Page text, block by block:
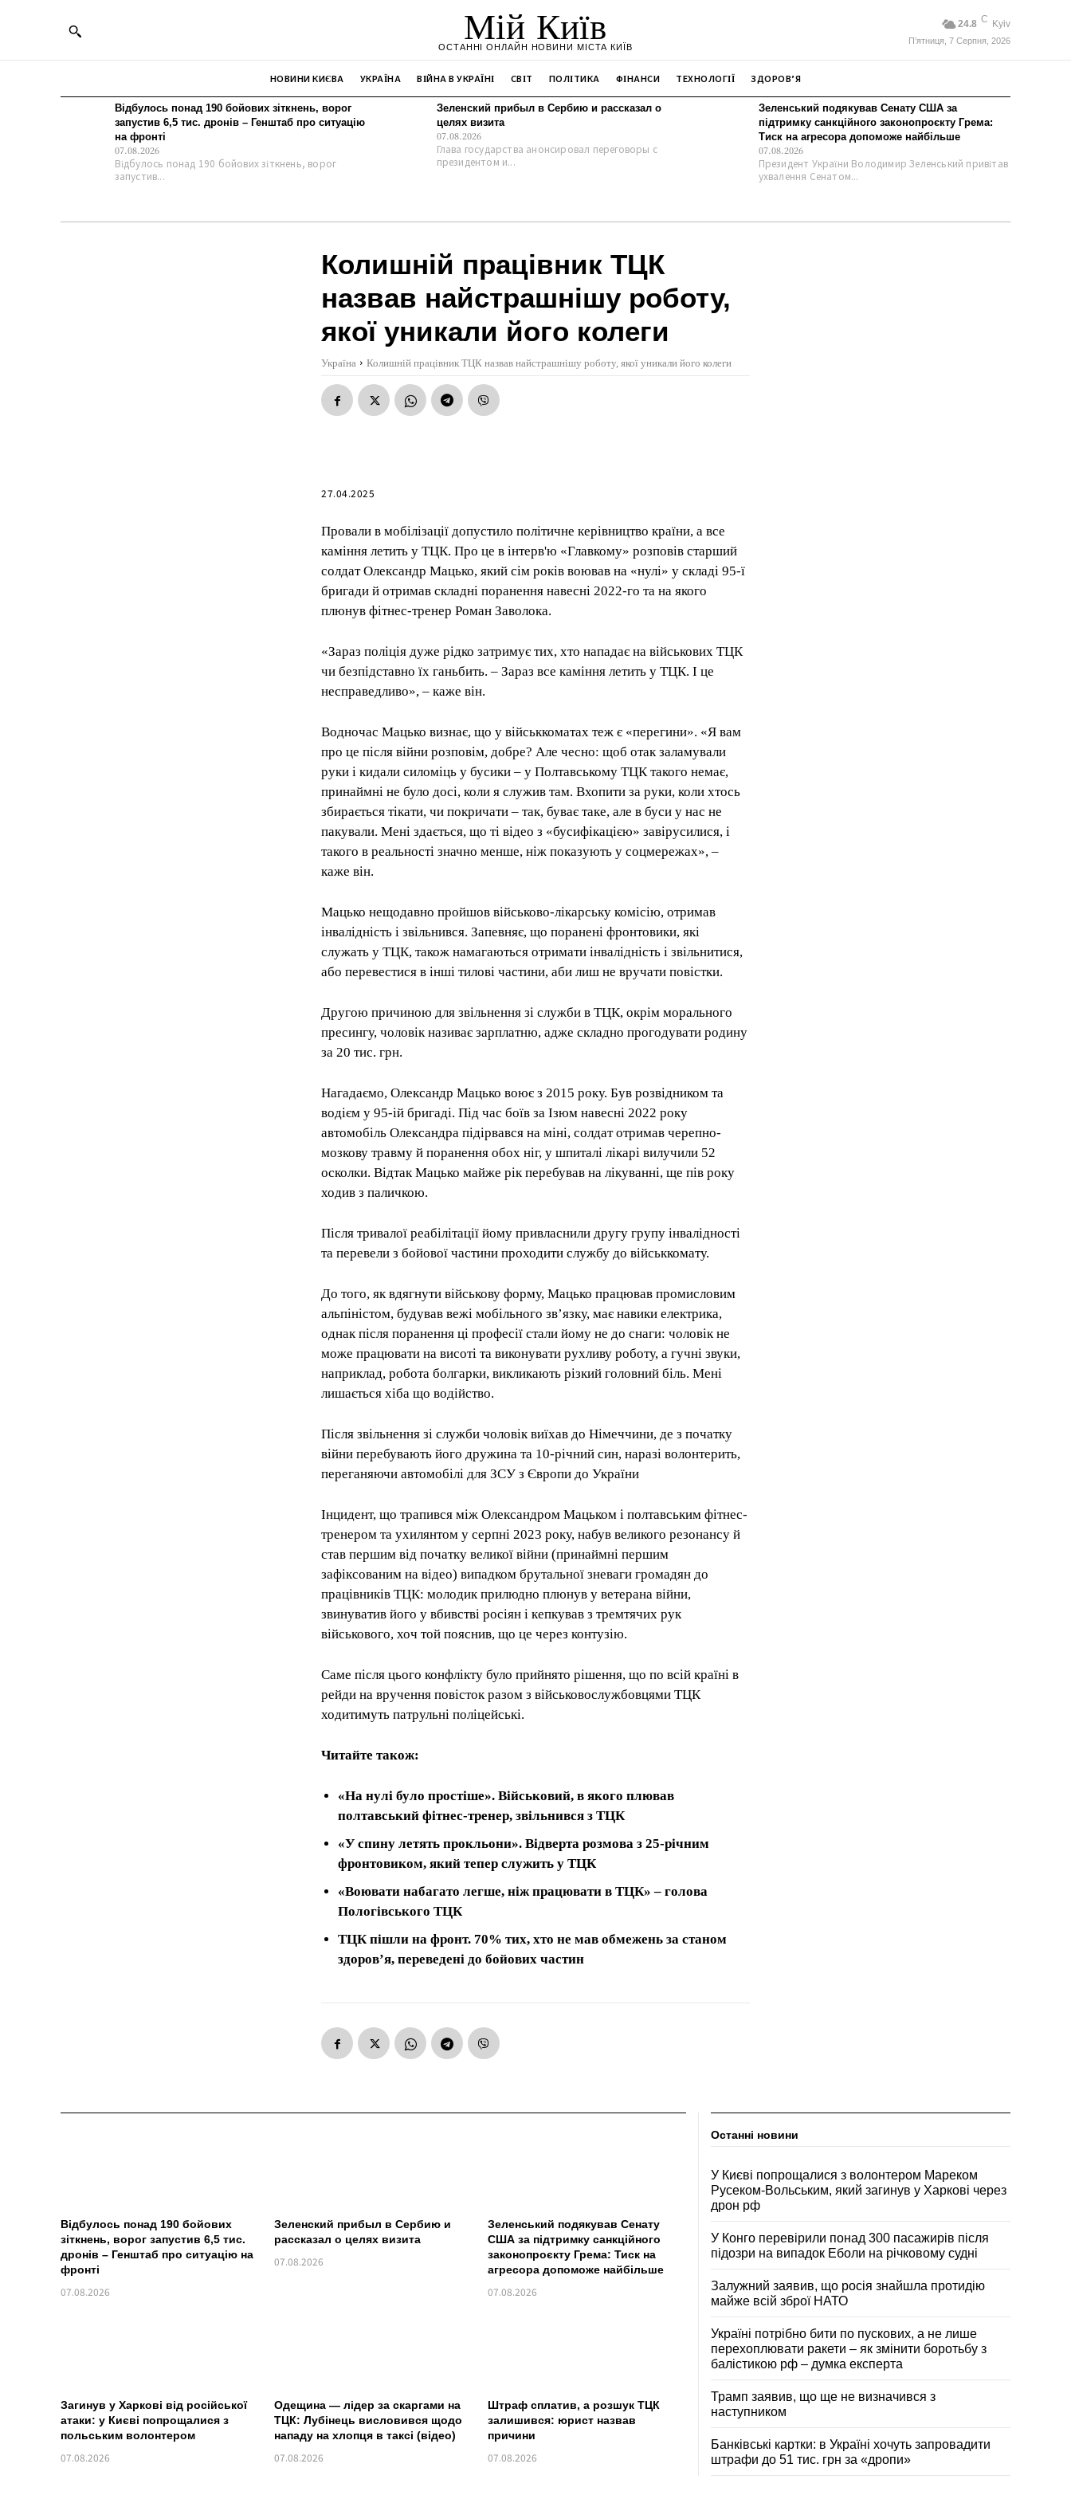
Мій Київ
ОСТАННІ ОНЛАЙН НОВИНИ МІСТА КИЇВ
24.8 C Kyiv
П’ятниця, 7 Серпня, 2026
НОВИНИ КИЄВА УКРАЇНА ВІЙНА В УКРАЇНІ СВІТ ПОЛІТИКА ФІНАНСИ ТЕХНОЛОГІЇ ЗДОРОВ’Я
Відбулось понад 190 бойових зіткнень, ворог
запустив 6,5 тис. дронів – Генштаб про ситуацію
на фронті
07.08.2026
Відбулось понад 190 бойових зіткнень, ворог
запустив...
Зеленский прибыл в Сербию и рассказал о
целях визита
07.08.2026
Глава государства анонсировал переговоры с
президентом и...
Зеленський подякував Сенату США за
підтримку санкційного законопроєкту Грема:
Тиск на агресора допоможе найбільше
07.08.2026
Президент України Володимир Зеленський привітав
ухвалення Сенатом...
Колишній працівник ТЦК
назвав найстрашнішу роботу,
якої уникали його колеги
Україна Колишній працівник ТЦК назвав найстрашнішу роботу, якої уникали його колеги
27.04.2025
Провали в мобілізації допустило політичне керівництво країни, а все
каміння летить у ТЦК. Про це в інтерв'ю «Главкому» розповів старший
солдат Олександр Мацько, який сім років воював на «нулі» у складі 95-ї
бригади й отримав складні поранення навесні 2022-го та на якого
плюнув фітнес-тренер Роман Заволока.
«Зараз поліція дуже рідко затримує тих, хто нападає на військових ТЦК
чи безпідставно їх ганьбить. – Зараз все каміння летить у ТЦК. І це
несправедливо», – каже він.
Водночас Мацько визнає, що у військкоматах теж є «перегини». «Я вам
про це після війни розповім, добре? Але чесно: щоб отак заламували
руки і кидали силоміць у бусики – у Полтавському ТЦК такого немає,
принаймні не було досі, коли я служив там. Вхопити за руки, коли хтось
збирається тікати, чи покричати – так, буває таке, але в буси у нас не
пакували. Мені здається, що ті відео з «бусифікацією» завірусилися, і
такого в реальності значно менше, ніж показують у соцмережах», –
каже він.
Мацько нещодавно пройшов військово-лікарську комісію, отримав
інвалідність і звільнився. Запевняє, що поранені фронтовики, які
служать у ТЦК, також намагаються отримати інвалідність і звільнитися,
або перевестися в інші тилові частини, аби лиш не вручати повістки.
Другою причиною для звільнення зі служби в ТЦК, окрім морального
пресингу, чоловік називає зарплатню, адже складно прогодувати родину
за 20 тис. грн.
Нагадаємо, Олександр Мацько воює з 2015 року. Був розвідником та
водієм у 95-ій бригаді. Під час боїв за Ізюм навесні 2022 року
автомобіль Олександра підірвався на міні, солдат отримав черепно-
мозкову травму й поранення обох ніг, у шпиталі лікарі вилучили 52
осколки. Відтак Мацько майже рік перебував на лікуванні, ще пів року
ходив з паличкою.
Після тривалої реабілітації йому привласнили другу групу інвалідності
та перевели з бойової частини проходити службу до військкомату.
До того, як вдягнути військову форму, Мацько працював промисловим
альпіністом, будував вежі мобільного зв’язку, має навики електрика,
однак після поранення ці професії стали йому не до снаги: чоловік не
може працювати на висоті та виконувати рухливу роботу, а гучні звуки,
наприклад, робота болгарки, викликають різкий головний біль. Мені
лишається хіба що водійство.
Після звільнення зі служби чоловік виїхав до Німеччини, де з початку
війни перебувають його дружина та 10-річний син, наразі волонтерить,
переганяючи автомобілі для ЗСУ з Європи до України
Інцидент, що трапився між Олександром Мацьком і полтавським фітнес-
тренером та ухилянтом у серпні 2023 року, набув великого резонансу й
став першим від початку великої війни (принаймні першим
зафіксованим на відео) випадком брутальної зневаги громадян до
працівників ТЦК: молодик прилюдно плюнув у ветерана війни,
звинуватив його у вбивстві росіян і кепкував з тремтячих рук
військового, хоч той пояснив, що це через контузію.
Саме після цього конфлікту було прийнято рішення, що по всій країні в
рейди на вручення повісток разом з військовослужбовцями ТЦК
ходитимуть патрульні поліцейські.
Читайте також:
«На нулі було простіше». Військовий, в якого плював
полтавський фітнес-тренер, звільнився з ТЦК
«У спину летять прокльони». Відверта розмова з 25-річним
фронтовиком, який тепер служить у ТЦК
«Воювати набагато легше, ніж працювати в ТЦК» – голова
Пологівського ТЦК
ТЦК пішли на фронт. 70% тих, хто не мав обмежень за станом
здоров’я, переведені до бойових частин
Відбулось понад 190 бойових
зіткнень, ворог запустив 6,5 тис.
дронів – Генштаб про ситуацію на
фронті
07.08.2026
Зеленский прибыл в Сербию и
рассказал о целях визита
07.08.2026
Зеленський подякував Сенату
США за підтримку санкційного
законопроєкту Грема: Тиск на
агресора допоможе найбільше
07.08.2026
Загинув у Харкові від російської
атаки: у Києві попрощалися з
польським волонтером
07.08.2026
Одещина — лідер за скаргами на
ТЦК: Лубінець висловився щодо
нападу на хлопця в таксі (відео)
07.08.2026
Штраф сплатив, а розшук ТЦК
залишився: юрист назвав
причини
07.08.2026
Останні новини
У Києві попрощалися з волонтером Мареком
Русеком-Вольським, який загинув у Харкові через
дрон рф
У Конго перевірили понад 300 пасажирів після
підозри на випадок Еболи на річковому судні
Залужний заявив, що росія знайшла протидію
майже всій зброї НАТО
Україні потрібно бити по пускових, а не лише
перехоплювати ракети – як змінити боротьбу з
балістикою рф – думка експерта
Трамп заявив, що ще не визначився з
наступником
Банківські картки: в Україні хочуть запровадити
штрафи до 51 тис. грн за «дропи»